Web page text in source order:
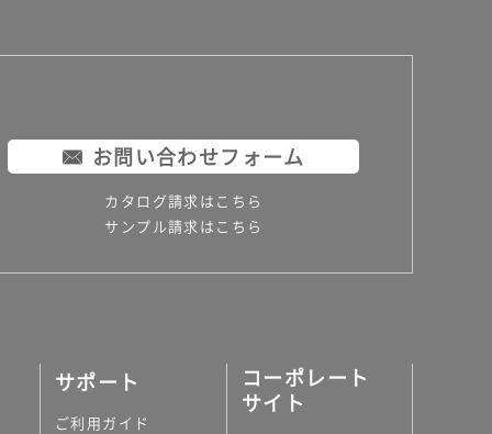
お問い合わせフォーム
カタログ請求はこちら
サンプル請求はこちら
サポート
ご利用ガイド
コーポレート
サイト